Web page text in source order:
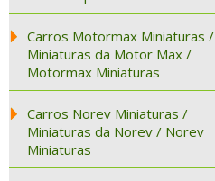
Carros Motormax Miniaturas /
Miniaturas da Motor Max /
Motormax Miniaturas
Carros Norev Miniaturas /
Miniaturas da Norev / Norev
Miniaturas